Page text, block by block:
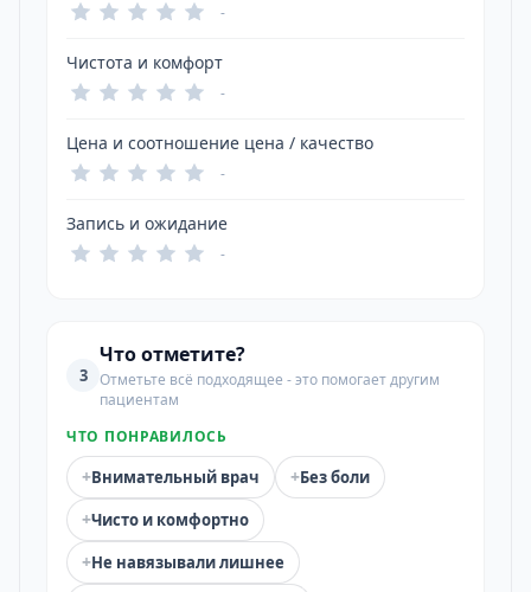
-
Чистота и комфорт
-
Цена и соотношение цена / качество
-
Запись и ожидание
-
3
Что отметите?
Отметьте всё подходящее - это помогает другим
пациентам
ЧТО ПОНРАВИЛОСЬ
+Внимательный врач +Без боли
+Чисто и комфортно
+Не навязывали лишнее